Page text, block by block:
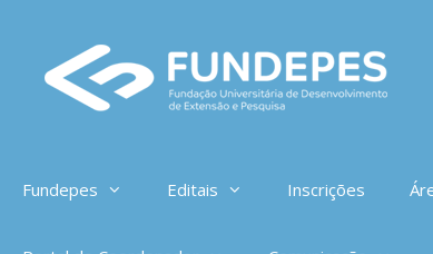
conteúdo
Fundepes Editais Inscrições